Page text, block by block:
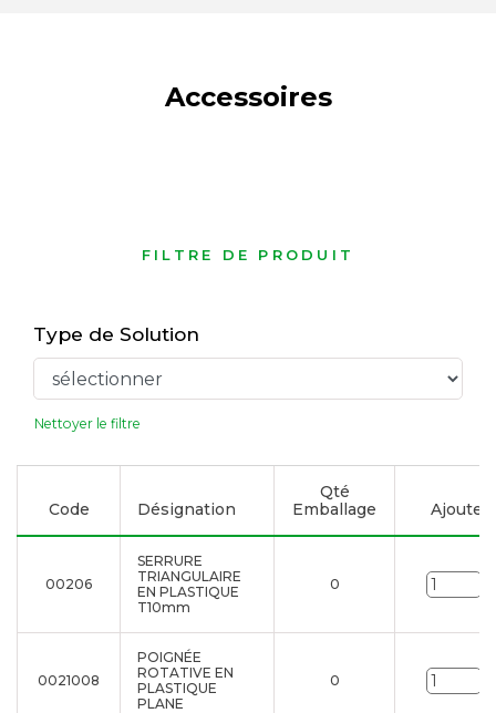
Accessoires
FILTRE DE PRODUIT
Type de Solution
Nettoyer le filtre
Code Désignation
Qté
Emballage
Ajouter
00206
SERRURE
TRIANGULAIRE
EN PLASTIQUE
T10mm
0
0021008
POIGNÉE
ROTATIVE EN
PLASTIQUE
PLANE
0